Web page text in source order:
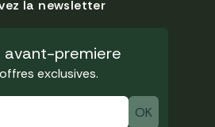
la newsletter
avant-premiere
exclusives.